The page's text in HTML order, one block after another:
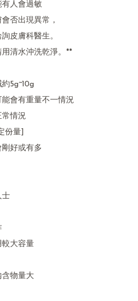
人會過敏
否出現異常，
皮膚科醫生。
清水沖洗乾淨。**
5g~10g
會有重量不一情況
常情況
份量]
剛好或有多
士
較大容量
物量大